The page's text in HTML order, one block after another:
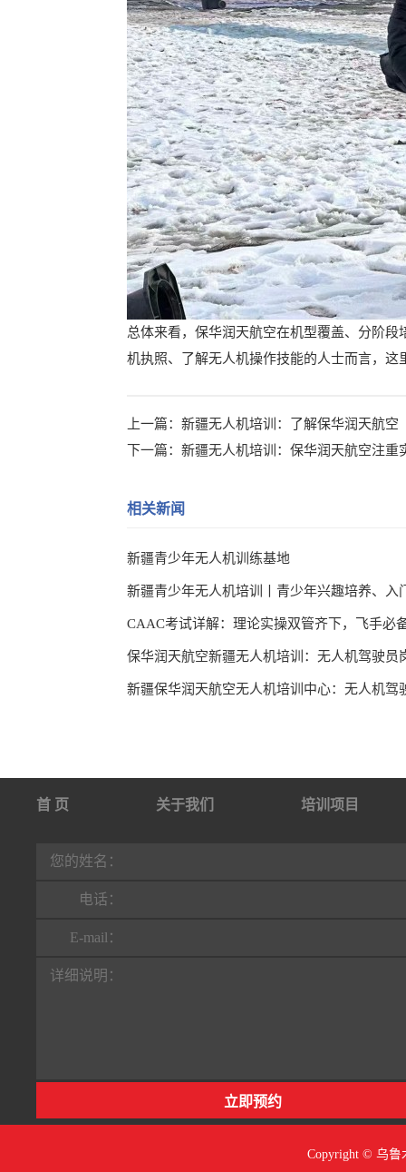
总体来看，保华润天航空在机型覆盖、分阶
机执照、了解无人机操作技能的人士而言，这
上一篇： 新疆无人机培训：了解保华润天航空
下一篇： 新疆无人机培训：保华润天航空注重
相关新闻
新疆青少年无人机训练基地
CAAC考试详解：理论实操双管齐下，飞手必
首 页 关于我们 培训项目
行业动态
您的姓名：
电话：
E-mail：
详细说明：
Copyright © 乌